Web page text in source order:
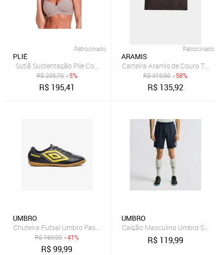
Patrocinado
PLIÉ
Sutiã Sustentação Plie Com Bojo Sem Aro Cupuaçu Incolor
R$205,70 - 5%
R$ 195,41
Patrocinado
ARAMIS
Carteira Aramis de Couro
R$319,90 - 58%
R$ 135,92
UMBRO
Chuteira Futsal Umbro Fast Ii Incolor
R$169,99 - 41%
R$99,99
UMBRO
Calção Masculino Umbro
R$ 119,99